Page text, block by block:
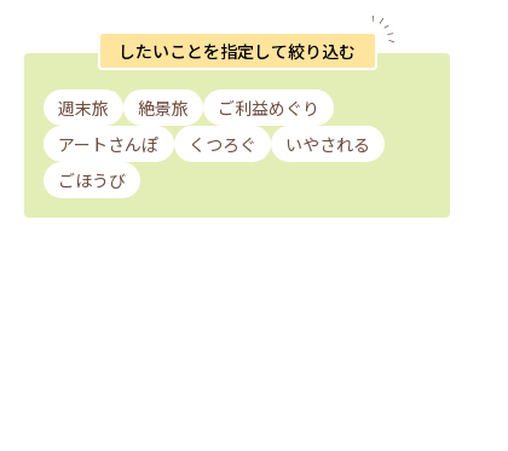
したいことを指定して絞り込む
週末旅 絶景旅
ご利益めぐり
アートさんぽ
くつろぐ
いやされる
ごほうび